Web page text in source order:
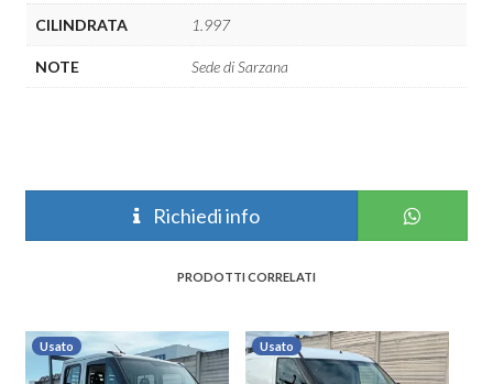
CILINDRATA 1.997
NOTE Sede di Sarzana
Richiedi info
PRODOTTI CORRELATI
Usato Usato